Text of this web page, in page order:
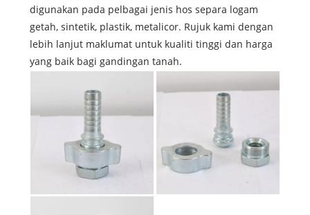
digunakan pada pelbagai jenis hos separa logam
getah, sintetik, plastik, metalicor. Rujuk kami dengan
lebih lanjut maklumat untuk kualiti tinggi dan harga
yang baik bagi gandingan tanah.